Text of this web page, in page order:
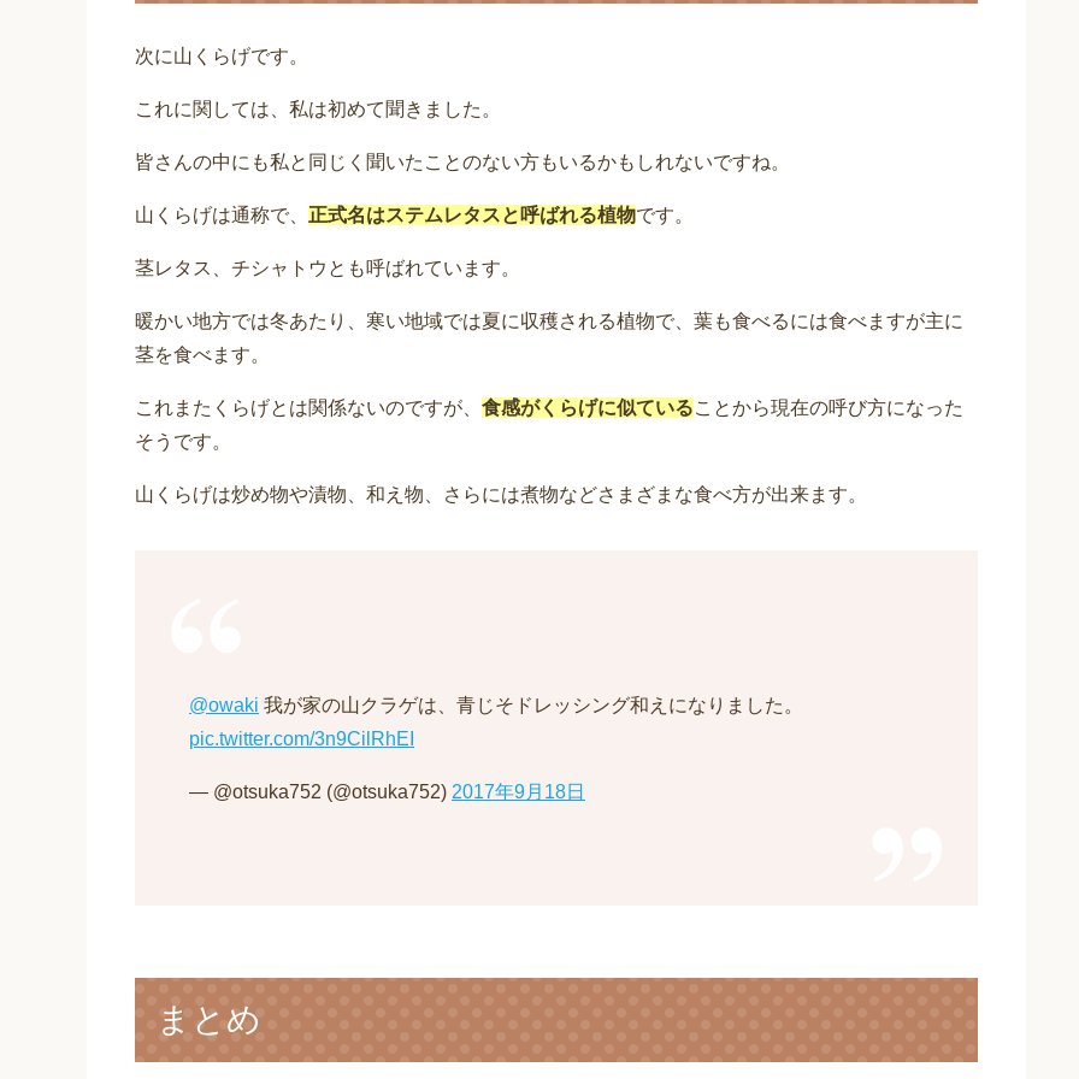
次に山くらげです。
これに関しては、私は初めて聞きました。
皆さんの中にも私と同じく聞いたことのない方もいるかもしれないですね。
山くらげは通称で、 正式名はステムレタスと呼ばれる植物です。
茎レタス、チシャトウとも呼ばれています。
暖かい地方では冬あたり、寒い地域では夏に収穫される植物で、葉も食べるには食べますが主に
茎を食べます。
これまたくらげとは関係ないのですが、 食感がくらげに似ていることから現在の呼び方になった
そうです。
山くらげは炒め物や漬物、和え物、さらには煮物などさまざまな食べ方が出来ます。
@owaki 我が家の山クラゲは、青じそドレッシング和えになりました。
pic.twitter.com/3n9CilRhEI
— @otsuka752 (@otsuka752) 2017年9月18日
まとめ